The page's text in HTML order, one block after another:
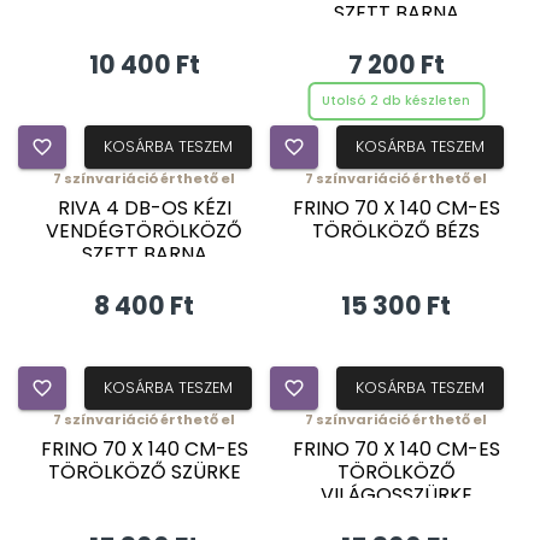
10 400 Ft
favorite_border KOSÁRBA TESZEM
SZETT BARNA
7 200 Ft
Utolsó 2 db készleten
favorite_border KOSÁRBA TESZEM
7 színvariáció érthető el
RIVA 4 DB-OS KÉZI
VENDÉGTÖRÖLKÖZŐ
SZETT BARNA
8 400 Ft
favorite_border KOSÁRBA TESZEM
7 színvariáció érthető el
FRINO 70 X 140 CM-ES
TÖRÖLKÖZŐ BÉZS
15 300 Ft
favorite_border KOSÁRBA TESZEM
7 színvariáció érthető el
FRINO 70 X 140 CM-ES
TÖRÖLKÖZŐ SZÜRKE
7 színvariáció érthető el
FRINO 70 X 140 CM-ES
TÖRÖLKÖZŐ
VILÁGOSSZÜRKE